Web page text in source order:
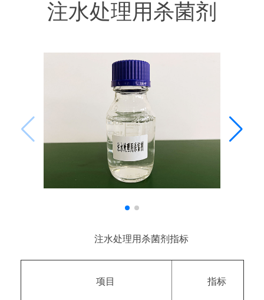
注水处理用杀菌剂
注水处理用杀菌剂指标
项目 指标